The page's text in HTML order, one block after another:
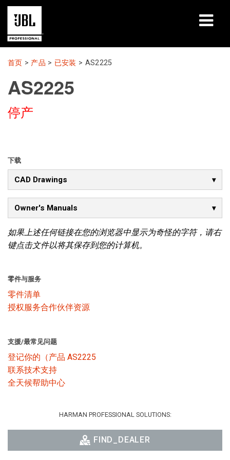
产品
案例研究
学习课程
关于
哪里购买和连接
支持
首页 > 产品 > 已安装 > AS2225
AS2225
停产
下载
CAD Drawings
Owner's Manuals
如果上述任何链接在您的浏览器中显示为奇怪的字符，请右
键点击文件以将其保存到您的计算机。
零件与服务
零件清单
授权服务合作伙伴资源
支援/最常见问题
登记你的（产品 AS2225
联系技术支持
全天候帮助中心
HARMAN PROFESSIONAL SOLUTIONS:
FIND_DEALER